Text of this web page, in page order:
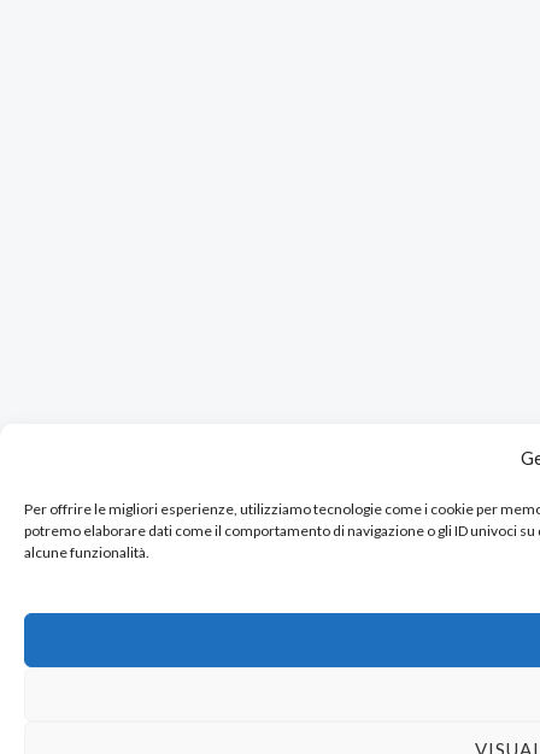
Per offrire le migliori esperienze, utilizziamo tecnologie come i cookie per
potremo elaborare dati come il comportamento di navigazione o gli ID univoci
alcune funzionalità.